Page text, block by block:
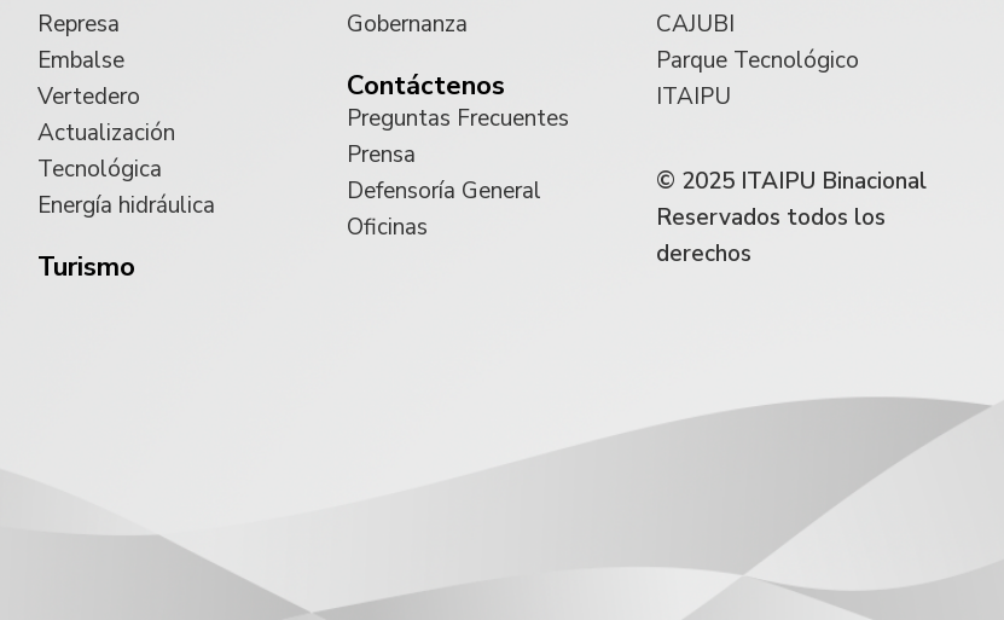
Represa
Embalse
Vertedero
Actualización
Tecnológica
Energía hidráulica
Turismo
Gobernanza
Contáctenos
Preguntas Frecuentes
Prensa
Defensoría General
Oficinas
CAJUBI
Parque Tecnológico
ITAIPU
© 2025 ITAIPU Binacional
Reservados todos los
derechos